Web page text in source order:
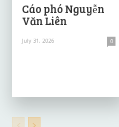
Cáo phó Nguyễn
Văn Liên
July 31, 2026 0